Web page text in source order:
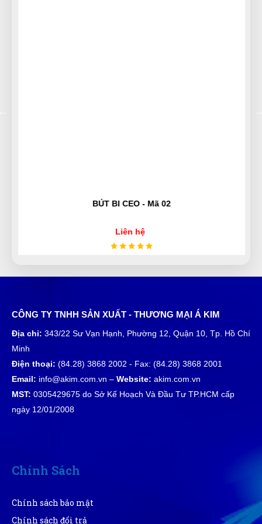
(Đánh giá 1 năm trước)
chọn
TL
(Đánh giá 1 năm trước)
Mọi người đến thử nhé, hàng bên đây đúng đẹp, chất
lượng và giá tốt
Hài lòng về chất lượng sản phảm bên bạn, nhân viên
tư vấn kỹ
Vân Nguyễn
BÚT BI CEO - Mã 02
Liên hệ
CÔNG TY TNHH SẢN XUẤT - THƯƠNG MẠI Á KIM
Địa chỉ: 343/22 Sư Vạn Hạnh, Phường 12, Quận 10, Tp. Hồ Chí
Minh
Điện thoại: (84.28) 3868 2002 - Fax: (84.28) 3868 2001
Email: info@akim.com.vn – Website: akim.com.vn
MST: 0305429675 do Sở Kế Hoạch Và Đầu Tư TP.HCM cấp
ngày 12/01/2008
Chính Sách
Chính sách bảo mật
Chính sách đổi trả